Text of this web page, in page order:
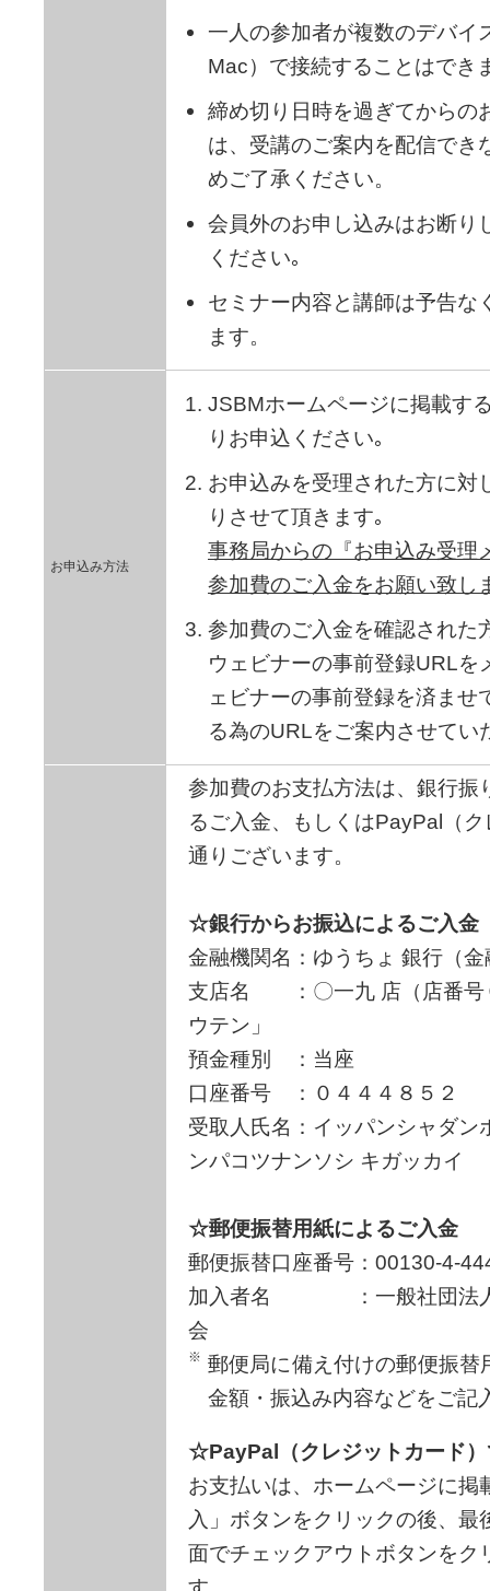
一人の参加者が複数のデバイ
Mac）で接続することはでき
締め切り日時を過ぎてからの
は、受講のご案内を配信でき
めご了承ください。
会員外のお申し込みはお断り
ください｡
セミナー内容と講師は予告な
ます。
お申込み方法
JSBMホームページに掲載す
りお申込ください｡
お申込みを受理された方に対
りさせて頂きます｡
事務局からの『お申込み受理
参加費のご入金をお願い致し
参加費のご入金を確認された
ウェビナーの事前登録URLを
ェビナーの事前登録を済ませ
る為のURLをご案内させてい
参加費のお支払方法は、銀行振
るご入金、もしくはPayPal（
通りございます。
☆銀行からお振込によるご入金
金融機関名：ゆうちょ 銀行（
支店名 ：〇一九 店（店番号
ウテン」
預金種別 ：当座
口座番号 ：０４４４８５２
受取人氏名：イッパンシャダ
ンパコツナンソシ キガッカイ
☆郵便振替用紙によるご入金
郵便振替口座番号：00130-4-
加入者名 ：一般社団法人
会
郵便局に備え付けの郵便振
金額・振込み内容などをご記
☆PayPal（クレジットカード）
お支払いは、ホームページに掲
入」ボタンをクリックの後、
面でチェックアウトボタンをク
す。